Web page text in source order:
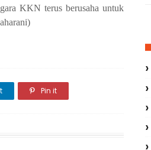
KKN terus berusaha untuk
Pin it